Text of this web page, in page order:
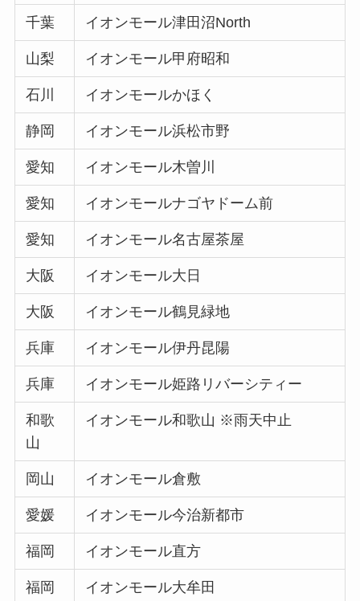
千葉 イオンモール津田沼North
山梨 イオンモール甲府昭和
石川 イオンモールかほく
静岡 イオンモール浜松市野
愛知 イオンモール木曽川
愛知 イオンモールナゴヤドーム前
愛知 イオンモール名古屋茶屋
大阪 イオンモール大日
大阪 イオンモール鶴見緑地
兵庫 イオンモール伊丹昆陽
兵庫 イオンモール姫路リバーシティー
和歌
山
イオンモール和歌山 ※雨天中止
岡山 イオンモール倉敷
愛媛 イオンモール今治新都市
福岡 イオンモール直方
福岡 イオンモール大牟田